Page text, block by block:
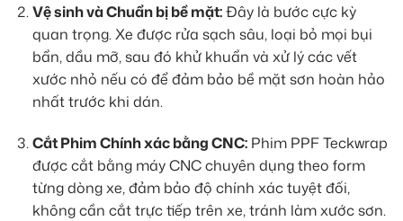
Vệ sinh và Chuẩn bị bề mặt:Đây là bước cực kỳ
quan trọng. Xe được rửa sạch sâu, loại bỏ mọi bụi
bẩn, dầu mỡ, sau đó khử khuẩn và xử lý các vết
xước nhỏ nếu có để đảm bảo bề mặt sơn hoàn hảo
nhất trước khi dán.
Cắt Phim Chính xác bằng CNC:Phim PPF Teckwrap
được cắt bằng máy CNC chuyên dụng theo form
từng dòng xe, đảm bảo độ chính xác tuyệt đối,
không cần cắt trực tiếp trên xe, tránh làm xước sơn.